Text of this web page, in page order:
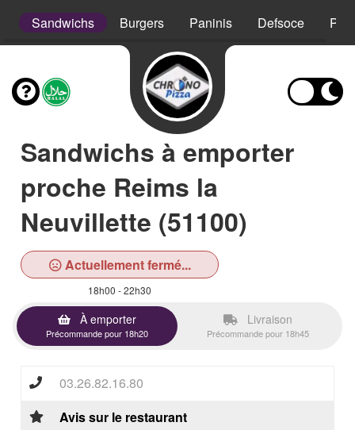
Sandwichs Burgers Paninis Defsoce
Sandwichs à emporter
proche Reims la
Neuvillette (51100)
Actuellement fermé...
18h00 - 22h30
À emporter
Précommande pour 18h20
Livraison
Précommande pour 18h45
03.26.82.16.80
Avis sur le restaurant